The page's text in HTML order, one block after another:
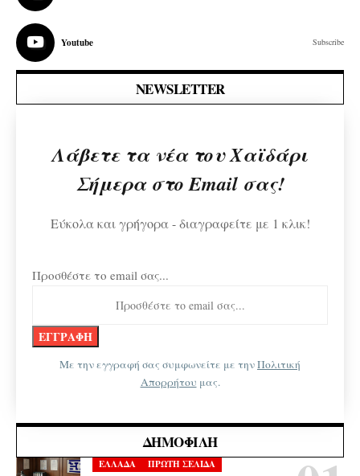
Youtube Subscribe
NEWSLETTER
Λάβετε τα νέα του Χαϊδάρι
Σήμερα στο Email σας!
Εύκολα και γρήγορα - διαγραφείτε με 1 κλικ!
Προσθέστε το email σας...
Με την εγγραφή σας συμφωνείτε με τηνΠολιτική
Απορρήτου μας.
ΔΗΜΟΦΙΛΉ
ΕΛΛΑΔΑ ΠΡΩΤΗ ΣΕΛΙΔΑ